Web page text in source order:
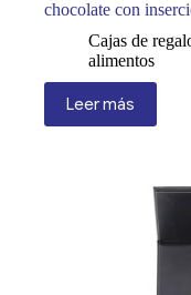
chocolate con
Cajas de
alimentos
Leer más